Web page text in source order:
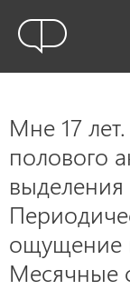
Мне 17
полового
ощущение
Месячные